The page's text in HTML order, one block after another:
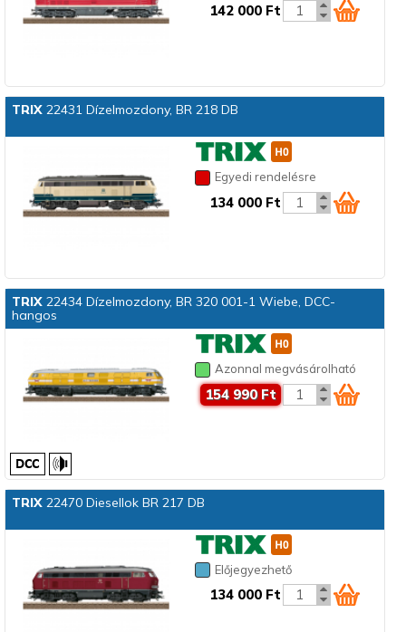
142 000 Ft
TRIX22431 Dízelmozdony, BR 218 DB
Egyedi rendelésre
134 000 Ft
TRIX22434 Dízelmozdony, BR 320 001-1 Wiebe, DCC-
hangos
Azonnal megvásárolható
154 990 Ft
TRIX22470 Diesellok BR 217 DB
Előjegyezhető
134 000 Ft